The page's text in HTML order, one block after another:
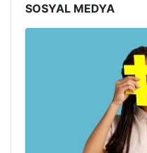
SOSYAL MEDYA